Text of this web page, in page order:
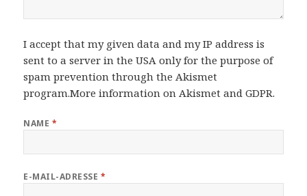
I accept that my given data and my IP address is
sent to a server in the USA only for the purpose of
spam prevention through theAkismet
program.More information on Akismet and GDPR.
NAME *
E-MAIL-ADRESSE *